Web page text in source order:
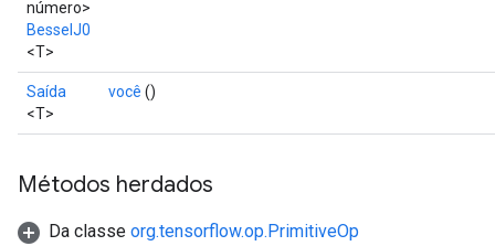
número>
BesselJ0
<T>
Saída
<T>
você ()
Métodos herdados
Da classe org.tensorflow.op.PrimitiveOp